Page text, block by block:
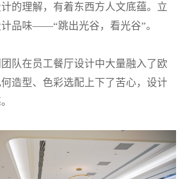
的理解，有着东西方人文底蕴。立
品味——“跳出光谷，看光谷”。
队在员工餐厅设计中大量融入了欧
造型、色彩选配上下了苦心，设计